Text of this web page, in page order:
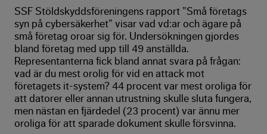
SSF Stöldskyddsföreningens rapport ”Små företags
syn på cybersäkerhet” visar vad vd:ar och ägare på
små företag oroar sig för. Undersökningen gjordes
bland företag med upp till 49 anställda.
Representanterna fick bland annat svara på frågan:
vad är du mest orolig för vid en attack mot
företagets it-system? 44 procent var mest oroliga för
att datorer eller annan utrustning skulle sluta fungera,
men nästan en fjärdedel (23 procent) var ännu mer
oroliga för att sparade dokument skulle försvinna.